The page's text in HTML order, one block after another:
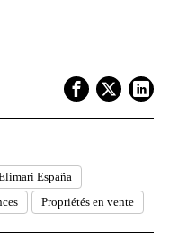
España
Propriétés en vente